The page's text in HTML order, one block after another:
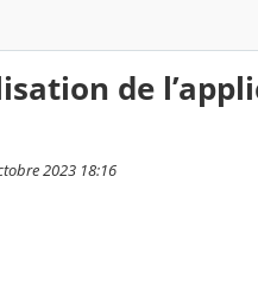
de
2023 18:16